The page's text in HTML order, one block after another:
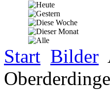
Start Bilder